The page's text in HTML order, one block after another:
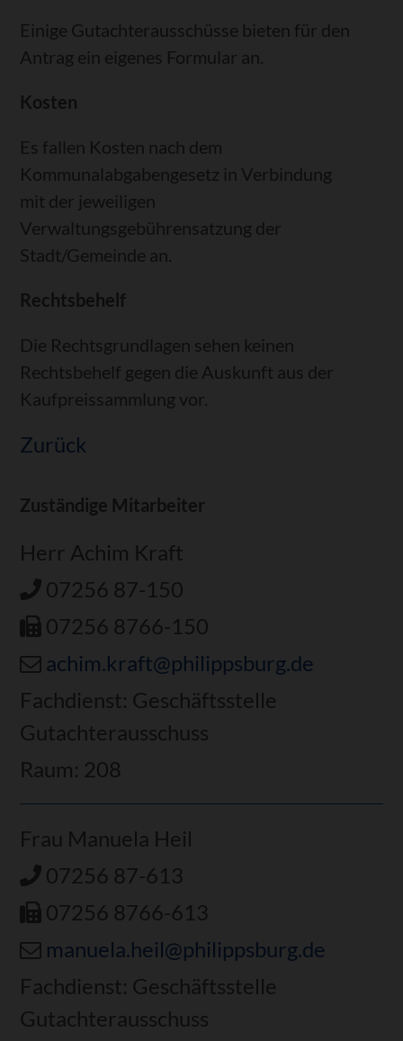
Einige Gutachterausschüsse bieten für den
Antrag ein eigenes Formular an.
Kosten
Es fallen Kosten nach dem
Kommunalabgabengesetz in Verbindung
mit der jeweiligen
Verwaltungsgebührensatzung der
Stadt/Gemeinde an.
Rechtsbehelf
Die Rechtsgrundlagen sehen keinen
Rechtsbehelf gegen die Auskunft aus der
Kaufpreissammlung vor.
Zurück
Zuständige Mitarbeiter
Herr Achim Kraft
07256 87-150
07256 8766-150
achim.kraft@philippsburg.de
Fachdienst: Geschäftsstelle
Gutachterausschuss
Raum: 208
Frau Manuela Heil
07256 87-613
07256 8766-613
manuela.heil@philippsburg.de
Fachdienst: Geschäftsstelle
Gutachterausschuss